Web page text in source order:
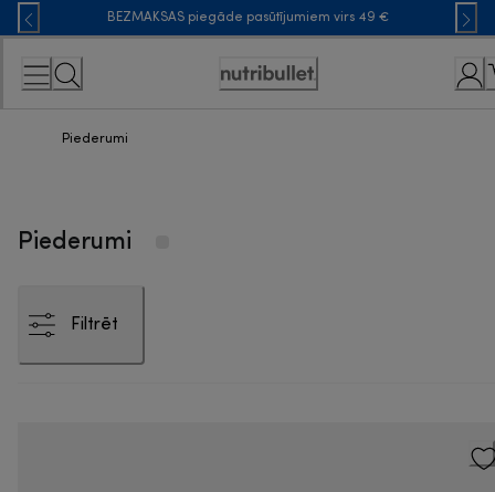
Skip
to
Content
BEZMAKSAS piegāde pasūtījumiem virs 49 €
Accessibility
Piederumi
Piederumi
Filtrēt